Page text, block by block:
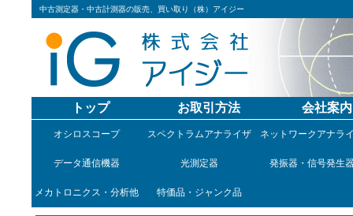
中古測定器・中古計測器の販売、買い取り（株）アイジー
トップ お取引方法 会社案内
オシロスコープ スペクトラムアナライザ ネットワークアナラ
データ通信機器 光測定器 発振器・信号発生
メカトロニクス・分析他 特価品・ジャンク品